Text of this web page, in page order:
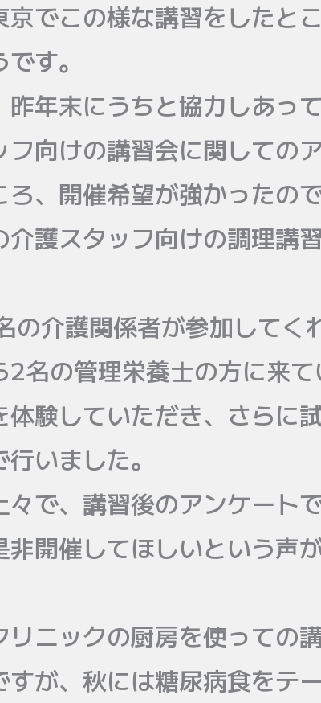
京でこの様な講習をしたと
す。
昨年末にうちと協力しあっ
フ向けの講習会に関しての
ろ、開催希望が強かったの
介護スタッフ向けの調理講
の介護関係者が参加してく
2名の管理栄養士の方に来
体験していただき、さらに
いました。
々で、講習後のアンケート
非開催してほしいという声
リニックの厨房を使っての
すが、秋には糖尿病食をテ